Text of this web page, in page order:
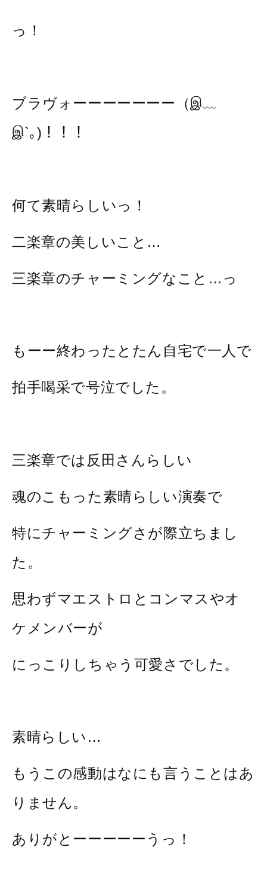
っ！
ブラヴォーーーーーーー（இ﹏
இ`｡)！！！
何て素晴らしいっ！
二楽章の美しいこと…
三楽章のチャーミングなこと…っ
もーー終わったとたん自宅で一人で
拍手喝采で号泣でした。
三楽章では反田さんらしい
魂のこもった素晴らしい演奏で
特にチャーミングさが際立ちまし
た。
思わずマエストロとコンマスやオ
ケメンバーが
にっこりしちゃう可愛さでした。
素晴らしい…
もうこの感動はなにも言うことはあ
りません。
ありがとーーーーーうっ！